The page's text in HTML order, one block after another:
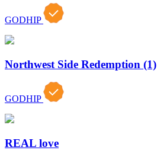
GODHIP
Northwest Side Redemption (1)
GODHIP
REAL love